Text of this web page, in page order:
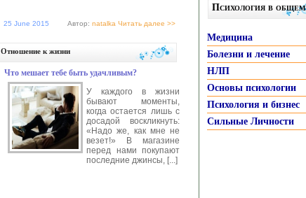
25 June 2015 Автор: natalka Читать далее >>
Отношение к жизни
Что мешает тебе быть удачливым?
У каждого в жизни
бывают моменты,
когда остается лишь с
досадой воскликнуть:
«Надо же, как мне не
везет!» В магазине
перед нами покупают
последние джинсы, [...]
Психология в общем
Медицина
Болезни и лечение
НЛП
Основы психологии
Психология и бизнес
Сильные Личности